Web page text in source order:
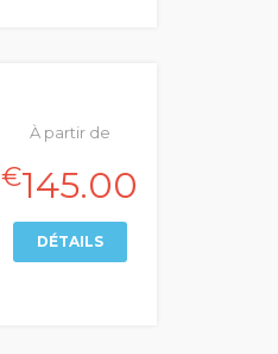
À partir de
€145.00
DÉTAILS